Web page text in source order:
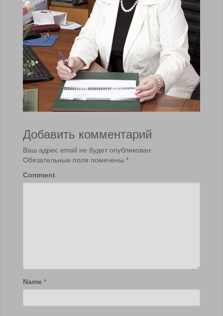
Добавить комментарий
Ваш адрес email не будет опубликован.
Обязательные поля помечены *
Comment
Name *